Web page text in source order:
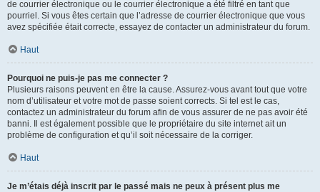
de courrier électronique ou le courrier électronique a été filtré en tant que
pourriel. Si vous êtes certain que l’adresse de courrier électronique que vous
avez spécifiée était correcte, essayez de contacter un administrateur du forum.
Haut
Pourquoi ne puis-je pas me connecter ?
Plusieurs raisons peuvent en être la cause. Assurez-vous avant tout que votre
nom d’utilisateur et votre mot de passe soient corrects. Si tel est le cas,
contactez un administrateur du forum afin de vous assurer de ne pas avoir été
banni. Il est également possible que le propriétaire du site internet ait un
problème de configuration et qu’il soit nécessaire de la corriger.
Haut
Je m’étais déjà inscrit par le passé mais ne peux à présent plus me